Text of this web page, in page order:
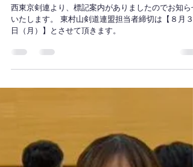
higashimurayamaken9
7月28日
読了時間: 1分
女子剣道稽古会の開催につ
いて